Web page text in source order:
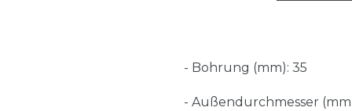
- Bohrung (mm): 35
- Außendurchmesser